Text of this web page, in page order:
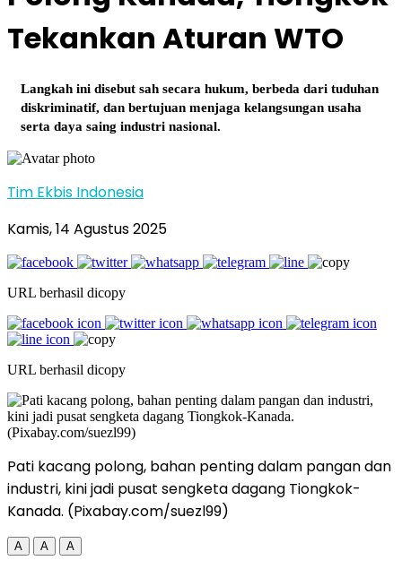
Tekankan Aturan WTO
Langkah ini disebut sah secara hukum, berbeda dari tuduhan
diskriminatif, dan bertujuan menjaga kelangsungan usaha
serta daya saing industri nasional.
Tim Ekbis Indonesia
Kamis, 14 Agustus 2025
URL berhasil dicopy
URL berhasil dicopy
Pati kacang polong, bahan penting dalam pangan dan
industri, kini jadi pusat sengketa dagang Tiongkok-
Kanada. (Pixabay.com/suezl99)
A A A